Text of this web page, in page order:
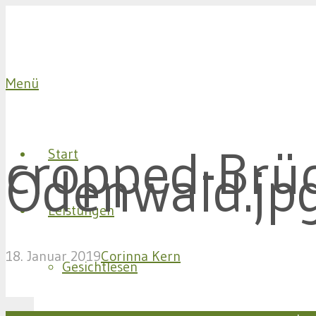
Menü
Start
Leistungen
Gesichtlesen
cropped-
18. Januar 2019Corinna Kern